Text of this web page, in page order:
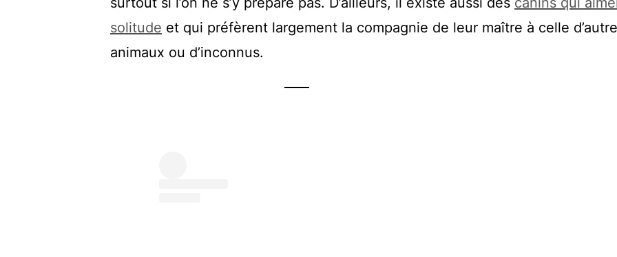
solitude et qui préfèrent largement la compagnie de leur maître à celle
animaux ou d’inconnus.